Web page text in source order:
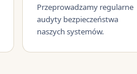
Przeprowadzamy regularne
audyty bezpieczeństwa
naszych systemów.